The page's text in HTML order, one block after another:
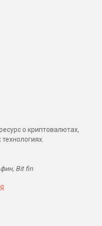
о криптовалютах,
Bit fin